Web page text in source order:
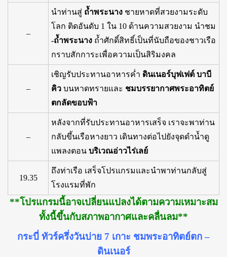
–
นำท่านสู่ ถ้ำพระนาง ชายหาดที่สวยงามระดับ
โลก ติดอันดับ 1 ใน 10 ด้านความสวยงาม นำชม
-ถ้ำพระนาง ถ้ำศักดิ์สิทธิ์เป็นที่นับถือของชาวเรือ
กราบสักการะเพื่อความเป็นสิริมงคล
–
เชิญรับประทานอาหารค่ำ ดินเนอร์บุฟเฟต์ บาบี
คิว บนหาดทรายและ ชมบรรยากาศพระอาทิตย์
ตกลัดขอบฟ้า
–
หลังจากที่รับประทานอาหารเสร็จ เราจะพาท่าน
กลับขึ้นเรือหางยาว เดินทางต่อไปยังจุดดำนํ้าดู
แพลงตอน บริเวณอ่าวไร่เลย์
19.35
ถึงท่าเรือ เสร็จโปรแกรมและนำพาท่านกลับสู่
โรงแรมที่พัก
**โปรแกรมนี้อาจเปลี่ยนแปลงได้ตามความเหมาะสม
ทั้งนี้ขึ้นกับสภาพอากาศและคลื่นลม**
กระบี่ ทัวร์ครึ่งวันบ่าย 7 เกาะ ชมพระอาทิตย์ตก –
ดินเนอร์